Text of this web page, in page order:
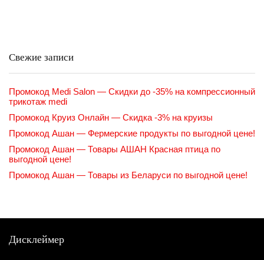
Свежие записи
Промокод Medi Salon — Скидки до -35% на компрессионный
трикотаж medi
Промокод Круиз Онлайн — Скидка -3% на круизы
Промокод Ашан — Фермерские продукты по выгодной цене!
Промокод Ашан — Товары АШАН Красная птица по
выгодной цене!
Промокод Ашан — Товары из Беларуси по выгодной цене!
Дисклеймер